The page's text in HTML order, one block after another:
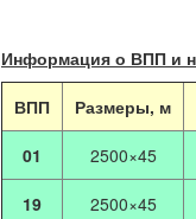
Информация о ВПП и
ВПП Размеры, м
01 2500×45
19 2500×45